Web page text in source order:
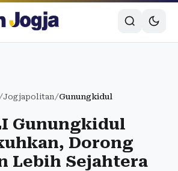
/Jogjapolitan/Gunungkidul
Gunungkidul
Dorong
Lebih Sejahtera